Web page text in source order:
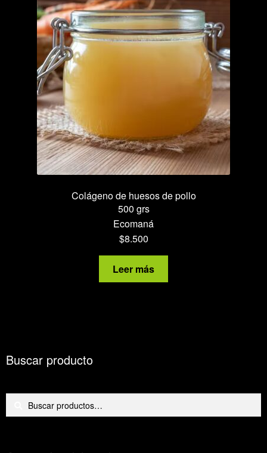
Colágeno de huesos de pollo
500 grs
Ecomaná
$8.500
Leer más
Buscar producto
Buscar
Buscar